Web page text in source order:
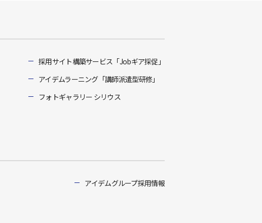
採用サイト構築サービス「Jobギア採促」
アイデムラーニング「講師派遣型研修」
フォトギャラリー シリウス
アイデムグループ採用情報